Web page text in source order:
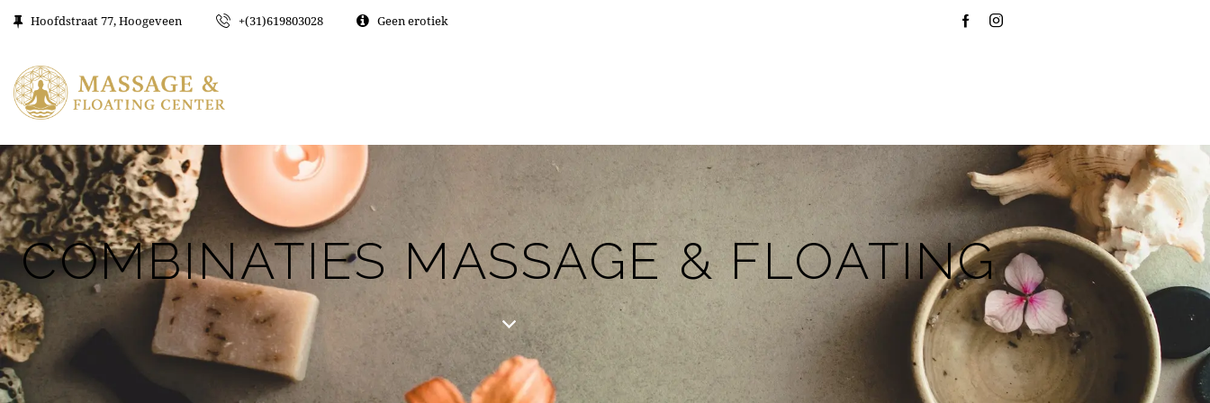
Hoofdstraat 77, Hoogeveen +(31)619803028 Geen erotiek
COMBINATIES MASSAGE & FLOATING